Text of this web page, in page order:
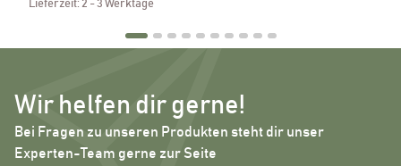
Lieferzeit: 2 - 3 Werktage
Wir helfen dir gerne!
Bei Fragen zu unseren Produkten steht dir unser
Experten-Team gerne zur Seite